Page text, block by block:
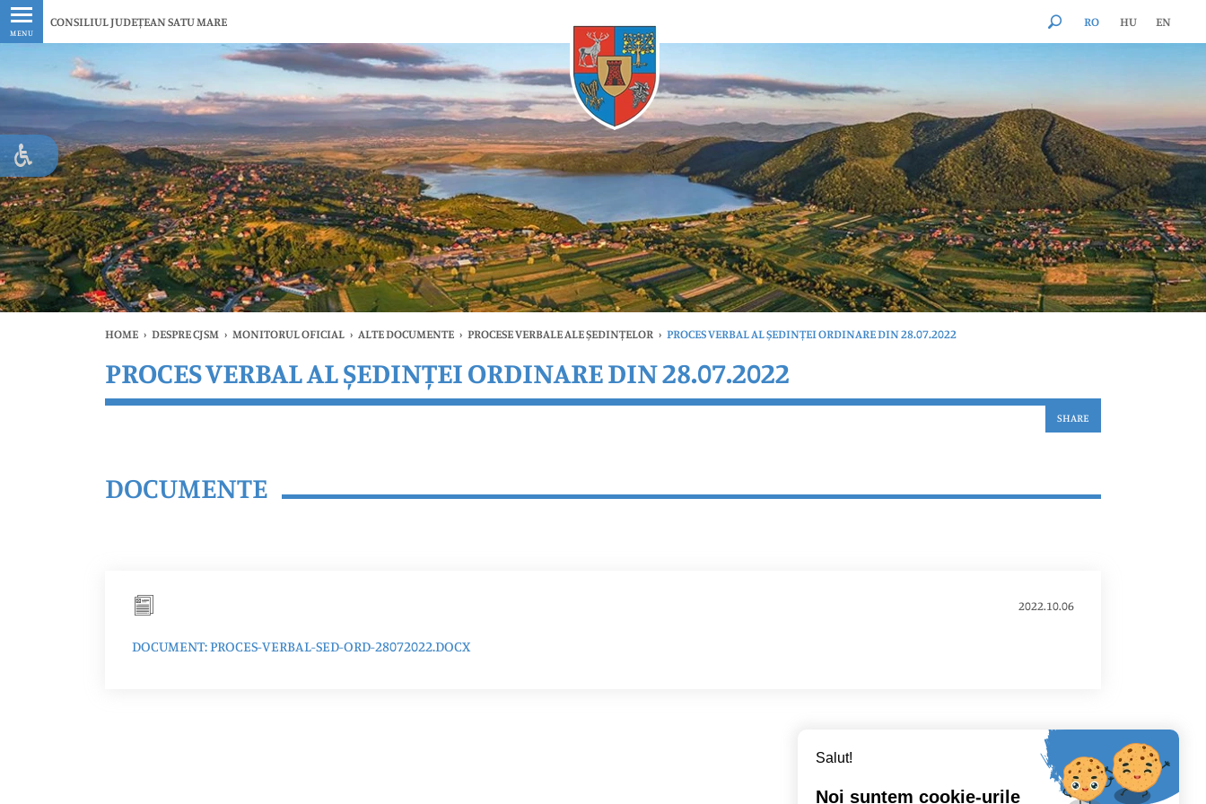
MENU
CONSILIUL JUDEȚEAN SATU MARE RO HU EN
HOME › DESPRE CJSM › MONITORUL OFICIAL › ALTE DOCUMENTE › PROCESE VERBALE ALE ȘEDINȚELOR › PROCES VERBAL AL ȘEDINȚEI ORDINARE DIN 28.07.2022
PROCES VERBAL AL ȘEDINȚEI ORDINARE DIN 28.07.2022
SHARE
DOCUMENTE
2022.10.06
DOCUMENT: PROCES-VERBAL-SED-ORD-28072022.DOCX
Salut!
Noi suntem cookie-urile